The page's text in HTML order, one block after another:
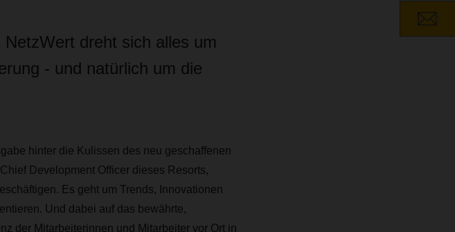
dreht sich alles um
- und natürlich um die
hinter die Kulissen des neu geschaffenen
Development Officer dieses Resorts,
Es geht um Trends, Innovationen
Und dabei auf das bewährte,
der Mitarbeiterinnen und Mitarbeiter vor Ort in